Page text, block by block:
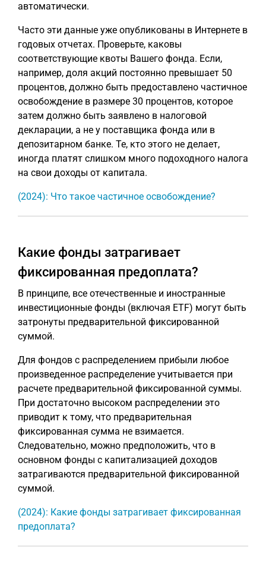
автоматически.
Часто эти данные уже опубликованы в Интернете в
годовых отчетах. Проверьте, каковы
соответствующие квоты Вашего фонда. Если,
например, доля акций постоянно превышает 50
процентов, должно быть предоставлено частичное
освобождение в размере 30 процентов, которое
затем должно быть заявлено в налоговой
декларации, а не у поставщика фонда или в
депозитарном банке. Те, кто этого не делает,
иногда платят слишком много подоходного налога
на свои доходы от капитала.
(2024): Что такое частичное освобождение?
Какие фонды затрагивает
фиксированная предоплата?
В принципе, все отечественные и иностранные
инвестиционные фонды (включая ETF) могут быть
затронуты предварительной фиксированной
суммой.
Для фондов с распределением прибыли любое
произведенное распределение учитывается при
расчете предварительной фиксированной суммы.
При достаточно высоком распределении это
приводит к тому, что предварительная
фиксированная сумма не взимается.
Следовательно, можно предположить, что в
основном фонды с капитализацией доходов
затрагиваются предварительной фиксированной
суммой.
(2024): Какие фонды затрагивает фиксированная
предоплата?